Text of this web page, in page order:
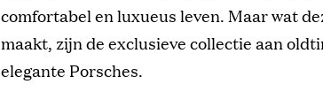
comfortabel en luxueus leven. Maar wat
maakt, zijn de exclusieve collectie aan
elegante Porsches.